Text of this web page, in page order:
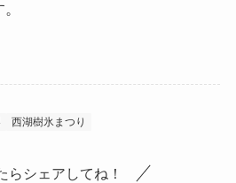
西湖樹氷まつり
らシェアしてね！